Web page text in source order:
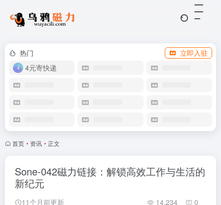
热门
立即入驻
4元寄快递
首页 • 资讯 • 正文
Sone-042磁力链接：解锁高效工作与生活的
新纪元
11个月前更新 14,234 0